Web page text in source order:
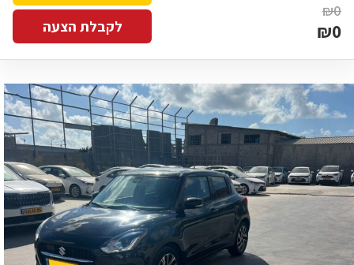
₪0
₪0 לקבלת הצעה